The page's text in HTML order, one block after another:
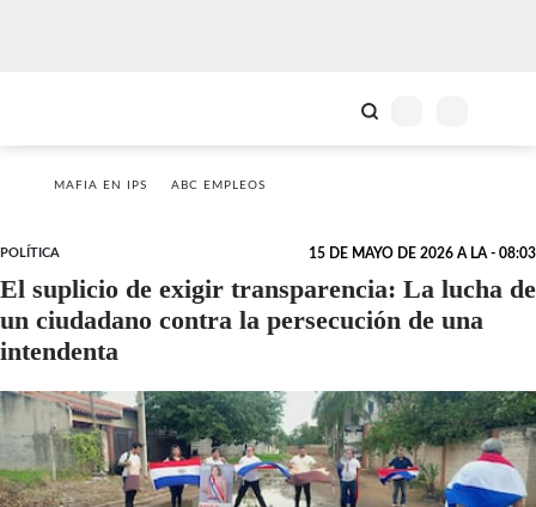
MAFIA EN IPS ABC EMPLEOS
POLÍTICA 15 DE MAYO DE 2026 A LA - 08:03
El suplicio de exigir transparencia: La lucha de
un ciudadano contra la persecución de una
intendenta